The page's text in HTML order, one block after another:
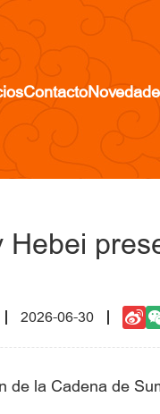
Contacto
Hebei
2026-06-30
de la Cadena de